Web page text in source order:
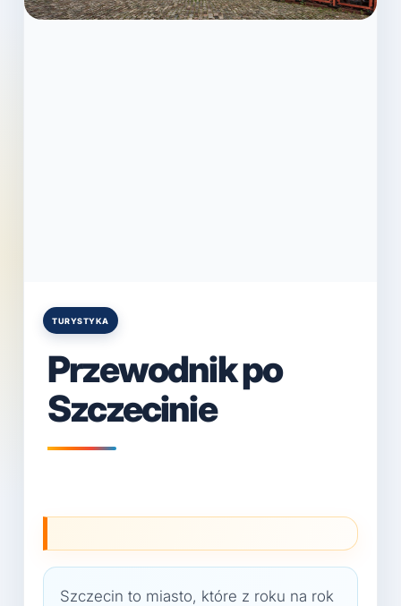
Posted
TURYSTYKA
Przewodnik po
Szczecinie
Szczecin to miasto, które z roku na rok